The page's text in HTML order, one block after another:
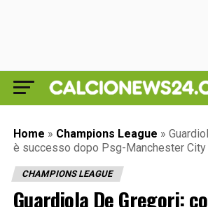
Home » Champions League »
è successo dopo Psg-Manchester City
CHAMPIONS LEAGUE
Guardiola De Gregori: